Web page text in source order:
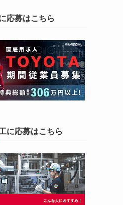
応募はこちら
に応募はこちら